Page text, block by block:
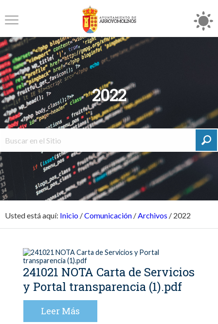
2022
Usted está aquí: Inicio /Comunicación /Archivos / 2022
241021 NOTA Carta de Servicios
y Portal transparencia (1).pdf
Leer Más